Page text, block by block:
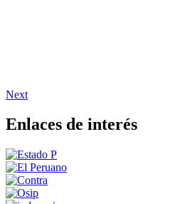
Next
Enlaces de interés